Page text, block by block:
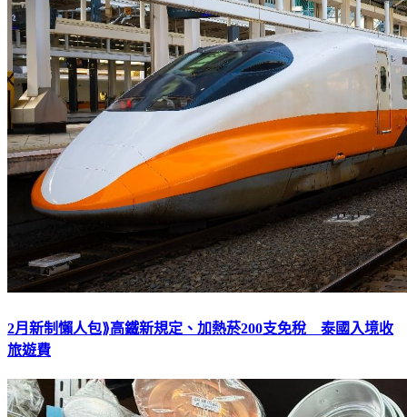
2月新制懶人包⟫高鐵新規定、加熱菸200支免稅 泰國入境收
旅遊費